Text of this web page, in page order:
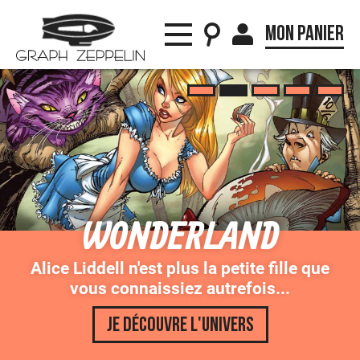
Mon panier
• • • • •
la petite fille que
autrefois...
Découvrez les